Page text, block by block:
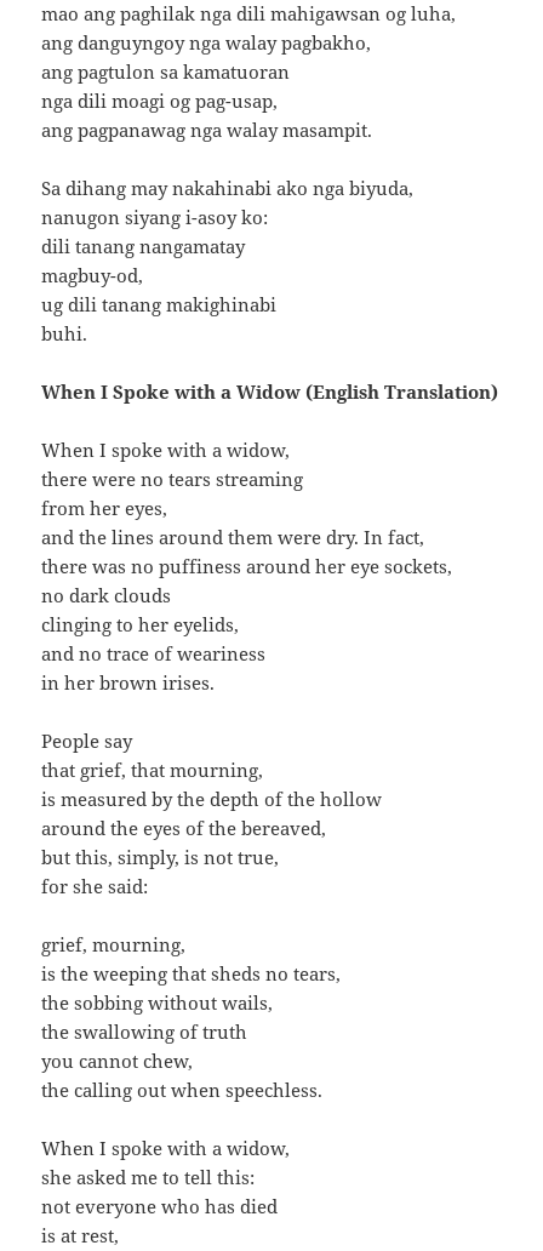
mao ang paghilak nga dili mahigawsan og luha,
ang danguyngoy nga walay pagbakho,
ang pagtulon sa kamatuoran
nga dili moagi og pag-usap,
ang pagpanawag nga walay masampit.
Sa dihang may nakahinabi ako nga biyuda,
nanugon siyang i-asoy ko:
dili tanang nangamatay
magbuy-od,
ug dili tanang makighinabi
buhi.
When I Spoke with a Widow (English Translation)
When I spoke with a widow,
there were no tears streaming
from her eyes,
and the lines around them were dry. In fact,
there was no puffiness around her eye sockets,
no dark clouds
clinging to her eyelids,
and no trace of weariness
in her brown irises.
People say
that grief, that mourning,
is measured by the depth of the hollow
around the eyes of the bereaved,
but this, simply, is not true,
for she said:
grief, mourning,
is the weeping that sheds no tears,
the sobbing without wails,
the swallowing of truth
you cannot chew,
the calling out when speechless.
When I spoke with a widow,
she asked me to tell this:
not everyone who has died
is at rest,